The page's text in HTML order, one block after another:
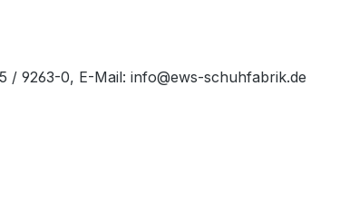
/ 9263-0, E-Mail: info@ews-schuhfabrik.de